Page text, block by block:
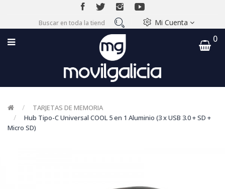
Mi Cuenta
0
TARJETAS DE MEMORIA
Hub Tipo-C Universal COOL 5 en 1 Aluminio (3 x USB 3.0 + SD +
Micro SD)